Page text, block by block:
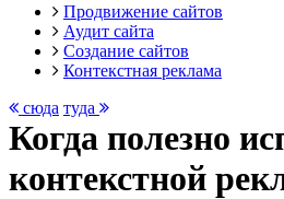
Продвижение сайтов
Аудит сайта
Создание сайтов
Контекстная реклама
сюда туда
Когда полезно
контекстной